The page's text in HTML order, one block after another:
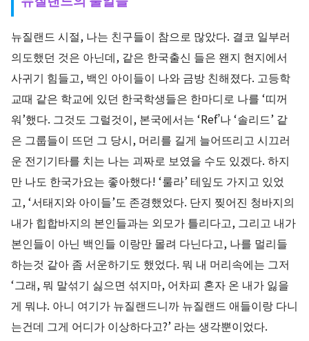
뉴질랜드 시절, 나는 친구들이 참으로 많았다. 결코 일부러
의도했던 것은 아닌데, 같은 한국출신 들은 왠지 현지에서
사귀기 힘들고, 백인 아이들이 나와 금방 친해졌다. 고등학
교때 같은 학교에 있던 한국학생들은 한마디로 나를 ‘띠꺼
워’했다. 그것도 그럴것이, 본국에서는 ‘Ref’나 ‘솔리드’ 같
은 그룹들이 뜨던 그 당시, 머리를 길게 늘어뜨리고 시끄러
운 전기기타를 치는 나는 괴짜로 보였을 수도 있겠다. 하지
만 나도 한국가요는 좋아했다! ‘룰라’ 테잎도 가지고 있었
고, ‘서태지와 아이들’도 존경했었다. 단지 찢어진 청바지의
내가 힙합바지의 본인들과는 외모가 틀리다고, 그리고 내가
본인들이 아닌 백인들 이랑만 몰려 다닌다고, 나를 멀리들
하는것 같아 좀 서운하기도 했었다. 뭐 내 머리속에는 그저
‘그래, 뭐 말섞기 싫으면 섞지마, 어차피 혼자 온 내가 잃을
게 뭐냐. 아니 여기가 뉴질랜드니까 뉴질랜드 애들이랑 다니
는건데 그게 어디가 이상하다고?’ 라는 생각뿐이었다.